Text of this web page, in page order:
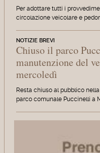
Per adottare tutti i
circolazione veicolare e
NOTIZIE BREVI
Chiuso il parco
manutenzione del
mercoledì
Resta chiuso al pubblico
parco comunale Puccinelli a